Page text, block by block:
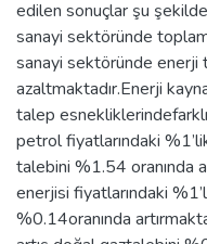
edilen sonuçlar şu
sanayi sektöründe
sanayi sektöründe enerji
azaltmaktadır.Enerji
talep
petrol fiyatlarındaki
talebini %1.54 oranında
enerjisi fiyatlarındaki
%0.14oranında